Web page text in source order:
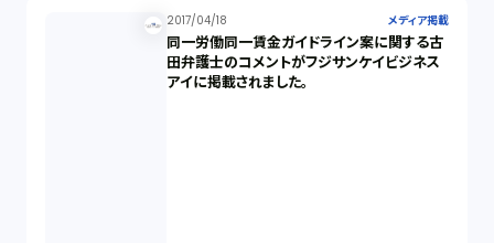
2017/04/18 メディア掲載
同一労働同一賃金ガイドライン案に関する古
田弁護士のコメントがフジサンケイビジネス
アイに掲載されました。